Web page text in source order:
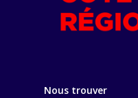
Nous trouver